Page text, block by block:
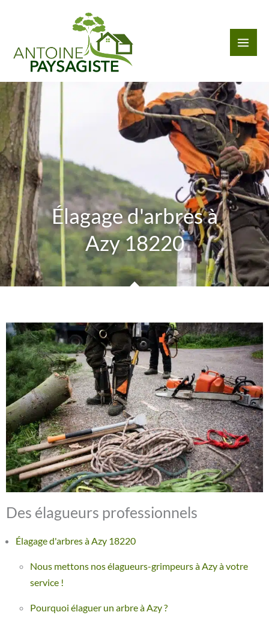
Élagage d'arbres à
Azy 18220
Des élagueurs professionnels
Élagage d'arbres à Azy 18220
Nous mettons nos élagueurs-grimpeurs à Azy à votre
service !
Pourquoi élaguer un arbre à Azy ?